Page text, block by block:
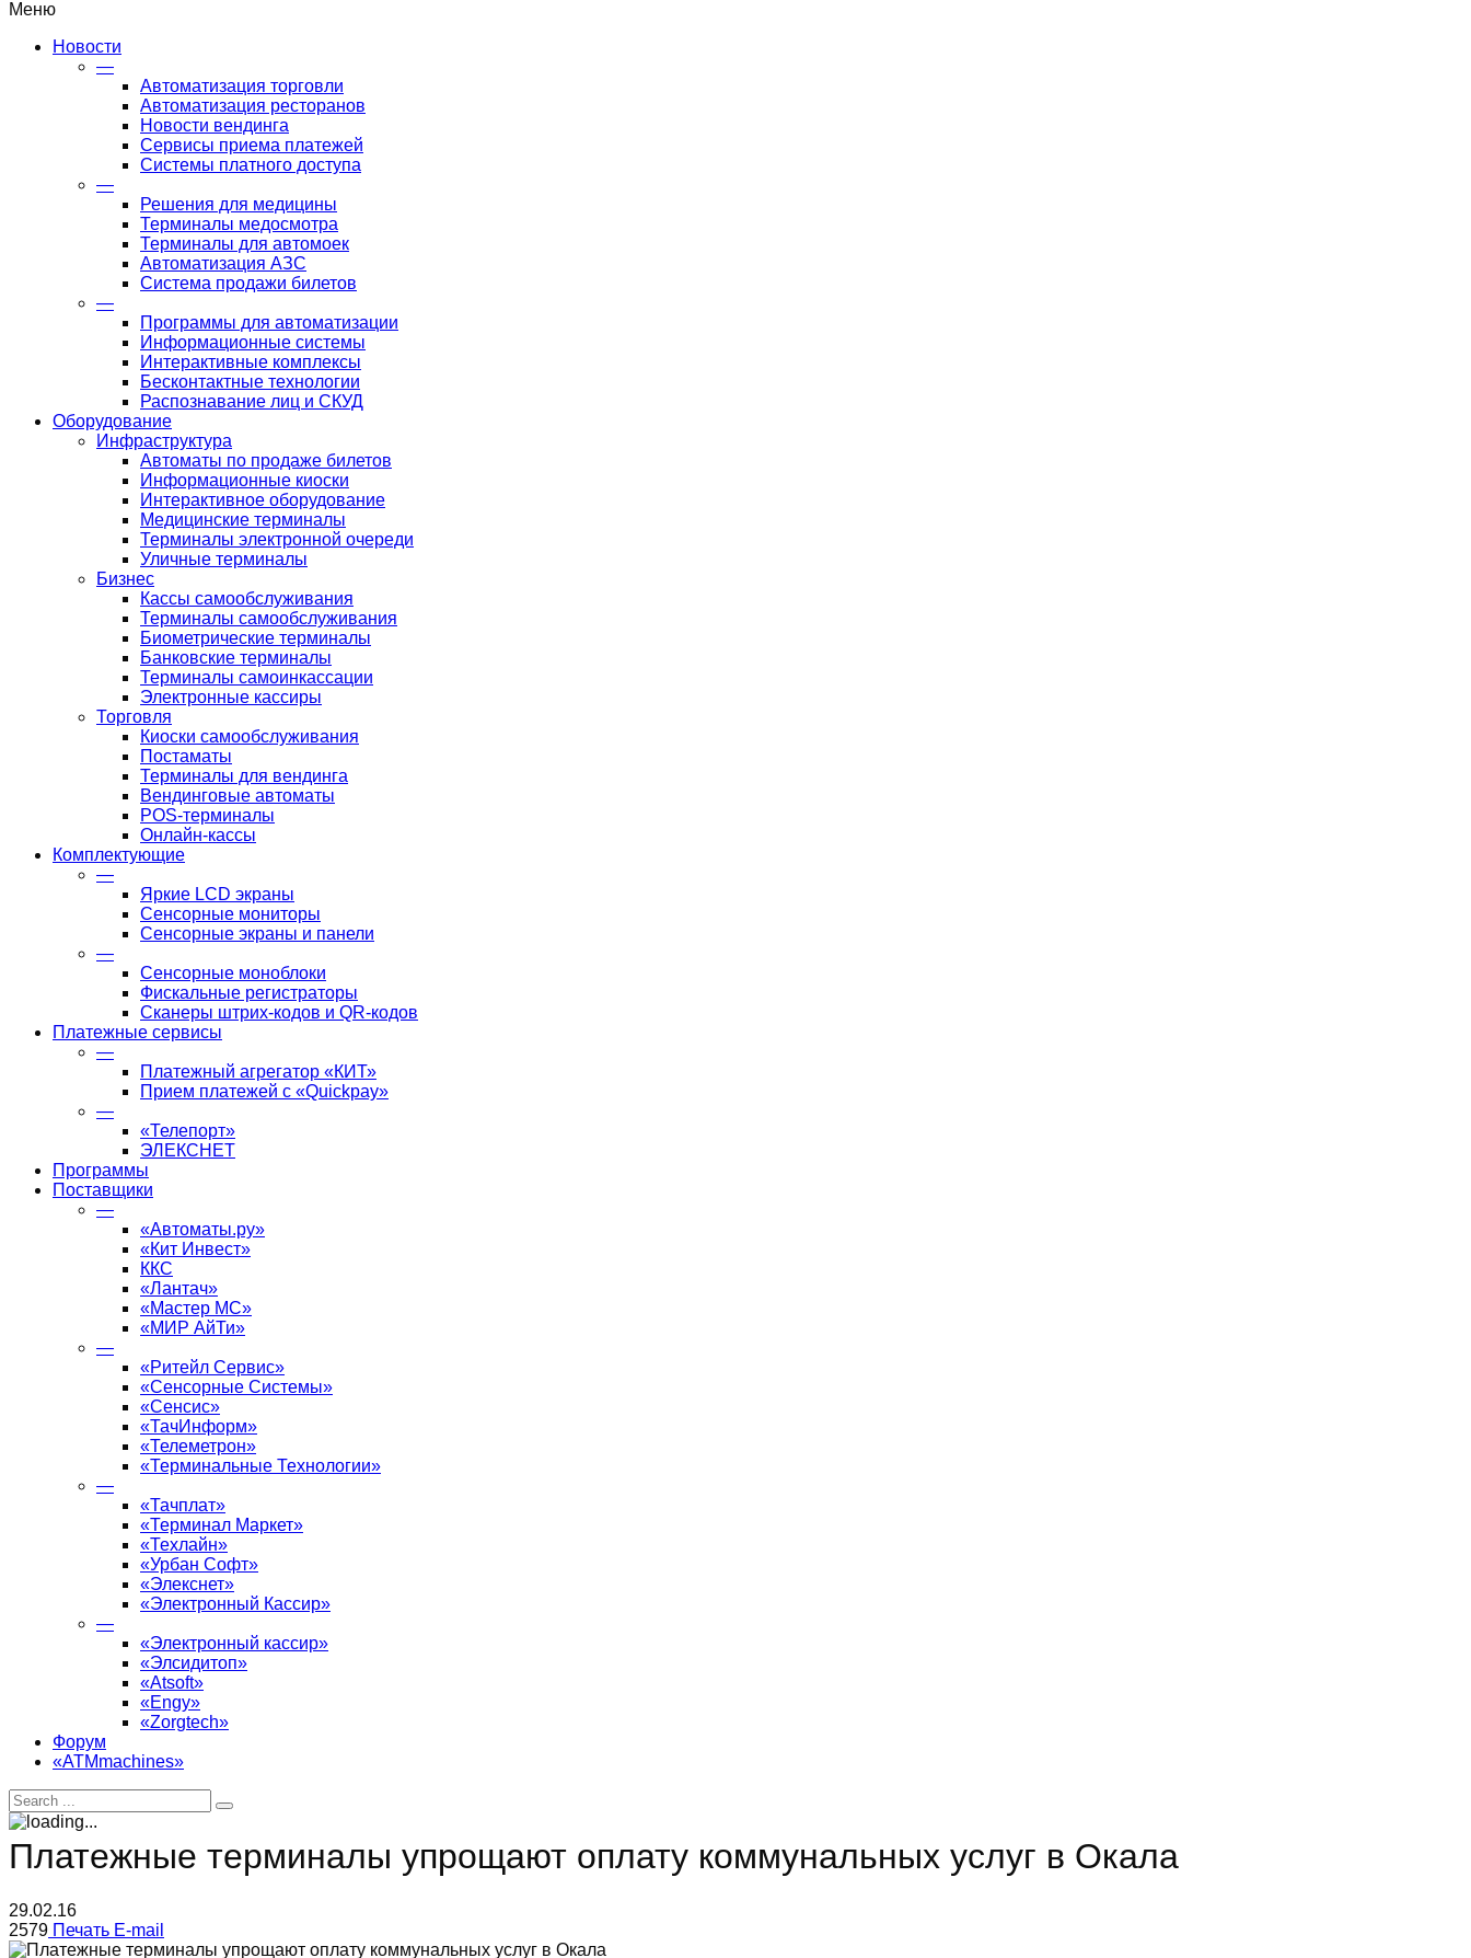
Меню
Новости
—
Автоматизация торговли
Автоматизация ресторанов
Новости вендинга
Сервисы приема платежей
Системы платного доступа
—
Решения для медицины
Терминалы медосмотра
Терминалы для автомоек
Автоматизация АЗС
Система продажи билетов
—
Программы для автоматизации
Информационные системы
Интерактивные комплексы
Бесконтактные технологии
Распознавание лиц и СКУД
Оборудование
Инфраструктура
Автоматы по продаже билетов
Информационные киоски
Интерактивное оборудование
Медицинские терминалы
Терминалы электронной очереди
Уличные терминалы
Бизнес
Кассы самообслуживания
Терминалы самообслуживания
Биометрические терминалы
Банковские терминалы
Терминалы самоинкассации
Электронные кассиры
Торговля
Киоски самообслуживания
Постаматы
Терминалы для вендинга
Вендинговые автоматы
POS-терминалы
Онлайн-кассы
Комплектующие
—
Яркие LCD экраны
Сенсорные мониторы
Сенсорные экраны и панели
—
Сенсорные моноблоки
Фискальные регистраторы
Сканеры штрих-кодов и QR-кодов
Платежные сервисы
—
Платежный агрегатор «КИТ»
Прием платежей с «Quickpay»
—
«Телепорт»
ЭЛЕКСНЕТ
Программы
Поставщики
—
«Автоматы.ру»
«Кит Инвест»
ККС
«Лантач»
«Мастер МС»
«МИР АйТи»
—
«Ритейл Сервис»
«Сенсорные Системы»
«Сенсис»
«ТачИнформ»
«Телеметрон»
«Терминальные Технологии»
—
«Тачплат»
«Терминал Маркет»
«Техлайн»
«Урбан Софт»
«Элекснет»
«Электронный Кассир»
—
«Электронный кассир»
«Элсидитоп»
«Atsoft»
«Engy»
«Zorgtech»
Форум
«ATMmachines»
Платежные терминалы упрощают оплату коммунальных услуг в Окала
29.02.16
2579 Печать E-mail